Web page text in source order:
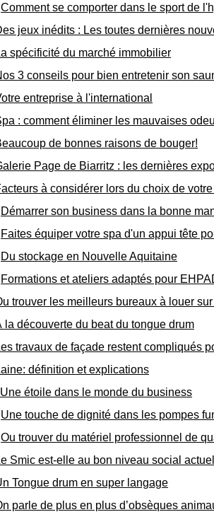
Comment se comporter dans le sport de
jeux inédits : Les toutes dernières
spécificité du marché immobilier
3 conseils pour bien entretenir son
entreprise à l'international
: comment éliminer les mauvaises
de bonnes raisons de bouger!
Page de Biarritz : les dernières
à considérer lors du choix de
Démarrer son business dans la bonne
Faites équiper votre spa d'un appui tête
Du stockage en Nouvelle Aquitaine
Formations et ateliers adaptés pour
trouver les meilleurs bureaux à louer
la découverte du beat du tongue drum
travaux de façade restent compliqués
définition et explications
Une étoile dans le monde du business
Une touche de dignité dans les pompes
Ou trouver du matériel professionnel de
Smic est-elle au bon niveau social actuel
Tongue drum en super langage
parle de plus en plus d’obsèques